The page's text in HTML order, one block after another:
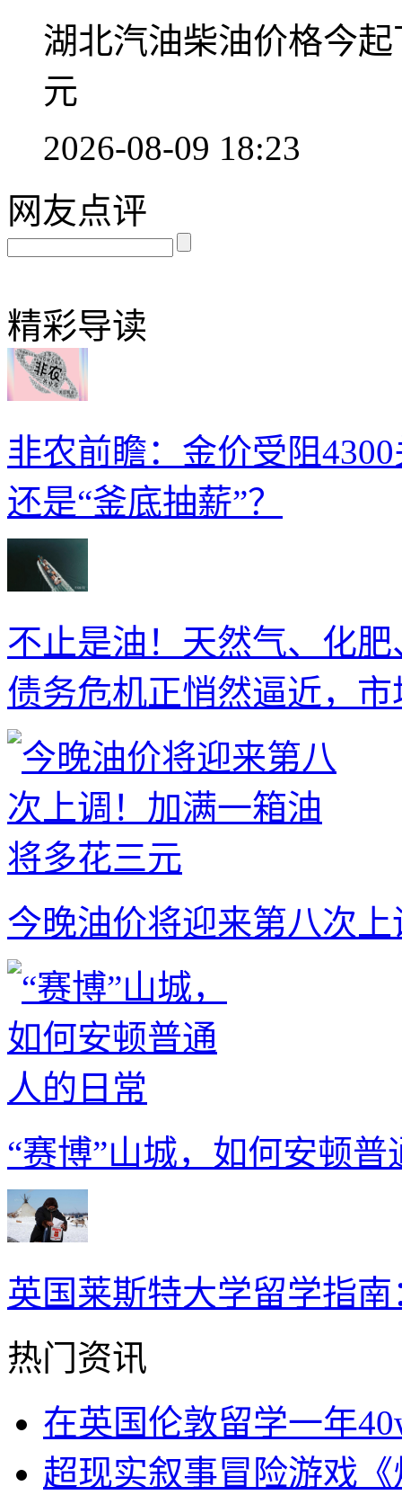
湖北汽油柴油价格今
元
2026-08-09 18:23
网友点评
精彩导读
非农前瞻：金价受阻
还是“釜底抽薪”？
不止是油！天然气、化
债务危机正悄然逼近，
今晚油价将迎来第八次
“赛博”山城，如何安顿普
英国莱斯特大学留学指
热门资讯
在英国伦敦留学一年
超现实叙事冒险游戏